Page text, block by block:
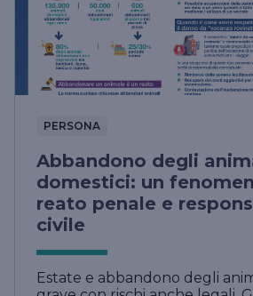
PERSONA
Abbandono degli
domestici: un
reato penale e
civile
Estate e abbandono degli